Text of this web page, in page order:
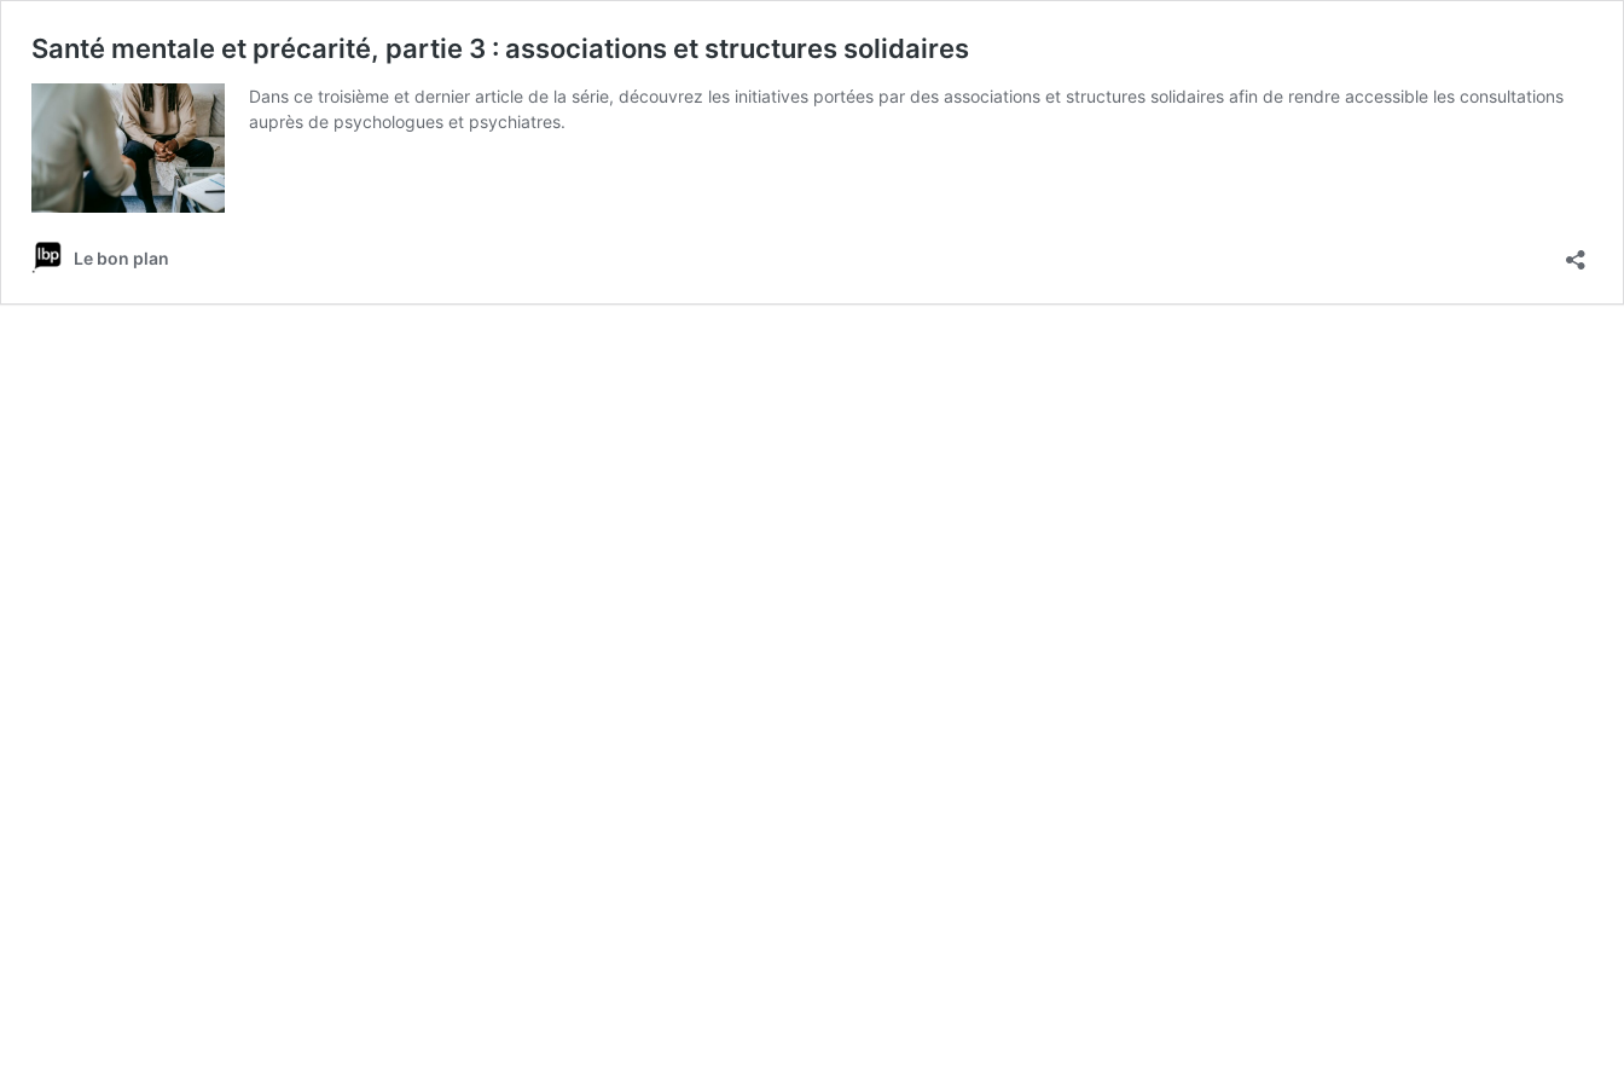
Santé mentale et précarité, partie 3 : associations et structures solidaires
Dans ce troisième et dernier article de la série, découvrez les initiatives portées par des associations et structures solidaires afin de rendre accessible les consultations
auprès de psychologues et psychiatres.
Le bon plan